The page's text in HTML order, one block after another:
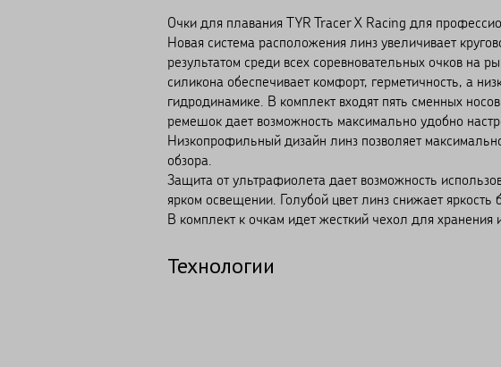
Очки для плавания TYR Tracer X Racing для
Новая система расположения линз увеличивает
результатом среди всех соревновательных очков на
силикона обеспечивает комфорт, герметичность, а
гидродинамике. В комплект входят пять сменных
ремешок дает возможность максимально удобно
Низкопрофильный дизайн линз позволяет
обзора.
Защита от ультрафиолета дает возможность
ярком освещении. Голубой цвет линз снижает
В комплект к очкам идет жесткий чехол для хранения
Технологии